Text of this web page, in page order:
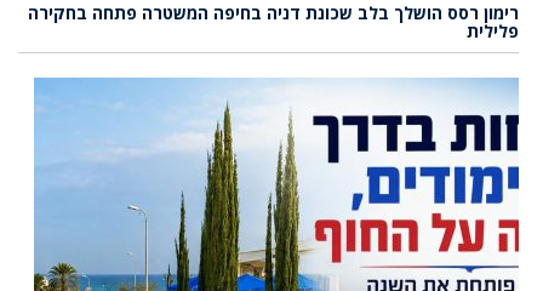
רימון רסס הושלך בלב שכונת דניה בחיפה המשטרה פתחה בחקירה
פלילית